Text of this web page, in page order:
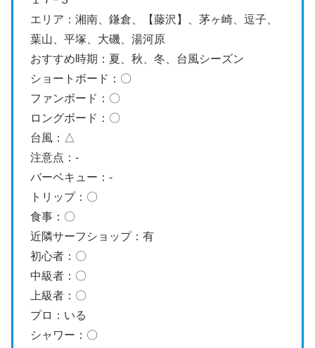
エリア：湘南、鎌倉、【藤沢】、茅ヶ崎、逗子、
葉山、平塚、大磯、湯河原
おすすめ時期：夏、秋、冬、台風シーズン
ショートボード：〇
ファンボード：〇
ロングボード：〇
台風：△
注意点：-
バーベキュー：-
トリップ：〇
食事：〇
近隣サーフショップ：有
初心者：〇
中級者：〇
上級者：〇
プロ：いる
シャワー：〇